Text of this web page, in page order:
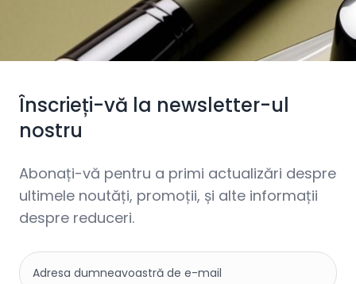
Înscrieți-vă la newsletter-ul
nostru
Abonați-vă pentru a primi actualizări despre
ultimele noutăți, promoții, și alte informații
despre reduceri.